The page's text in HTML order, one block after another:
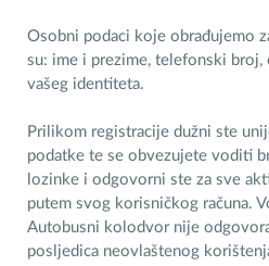
Osobni podaci koje obrađujemo
su: ime i prezime, telefonski broj,
vašeg identiteta.
Prilikom registracije dužni ste
podatke te se obvezujete voditi
lozinke i odgovorni ste za sve
putem svog korisničkog računa.
Autobusni kolodvor nije
posljedica neovlaštenog